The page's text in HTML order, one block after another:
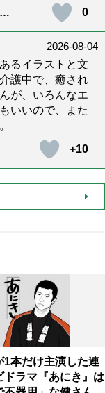
0
2026-08-04
るイラストと文
護中で、癒され
が、いろんなエ
いいので、また
+10
1本だけ主演した連
ドラマ『あにき』は